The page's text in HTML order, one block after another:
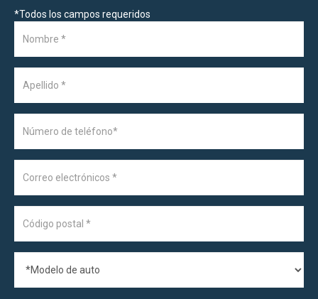
*Todos los campos requeridos